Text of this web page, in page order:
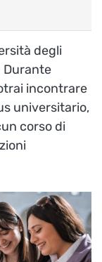
degli
Durante
incontrare
universitario,
corso di